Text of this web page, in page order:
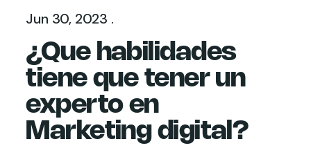
Jun 30, 2023 .
¿Que habilidades
tiene que tener un
experto en
Marketing digital?